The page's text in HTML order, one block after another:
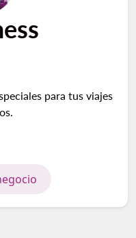
para tus viajes